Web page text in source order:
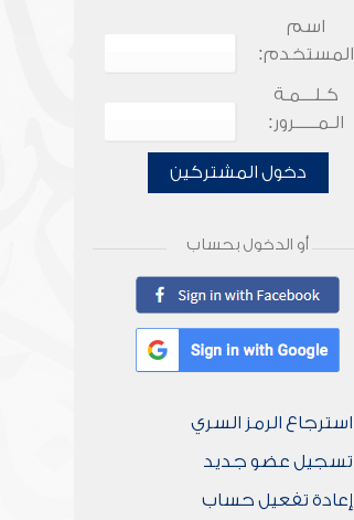
اسم
المستخدم:
كـلـــمـة
الـمـــــرور:
دخول المشتركين
أو الدخول بحساب
استرجاع الرمز السري
تسجيل عضو جديد
إعادة تفعيل حساب